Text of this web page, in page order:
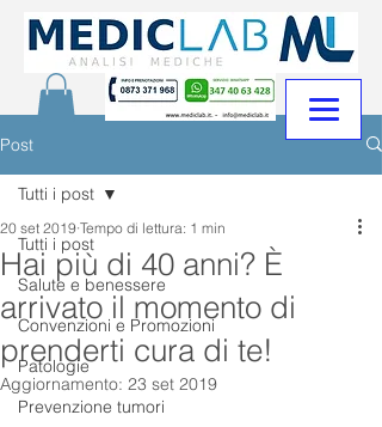
Post
Tutti i post
Salute e benessere
Convenzioni e Promozioni
Patologie
Prevenzione tumori
Tutti i post
Hai più di 40 anni? È
arrivato il momento di
prenderti cura di te!
20 set 2019 Tempo di lettura: 1 min
Aggiornamento: 23 set 2019